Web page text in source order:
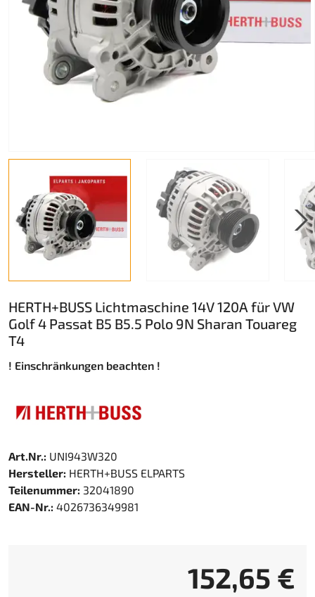
HERTH+BUSS Lichtmaschine 14V 120A für VW
Golf 4 Passat B5 B5.5 Polo 9N Sharan Touareg
T4
! Einschränkungen beachten !
Art.Nr.: UNI943W320
Hersteller: HERTH+BUSS ELPARTS
Teilenummer: 32041890
EAN-Nr.: 4026736349981
152,65 €